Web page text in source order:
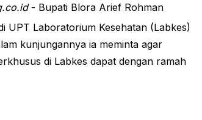
- Bupati Blora Arief Rohman
UPT Laboratorium Kesehatan (Labkes)
kunjungannya ia meminta agar
di Labkes dapat dengan ramah